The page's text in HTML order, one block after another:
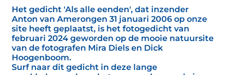
Het gedicht 'Als alle eenden', dat inzender
Anton van Amerongen 31 januari 2006 op onze
site heeft geplaatst, is het fotogedicht van
februari 2024 geworden op de mooie natuursite
van de fotografen Mira Diels en Dick
Hoogenboom.
Surf naar dit gedicht in deze lange